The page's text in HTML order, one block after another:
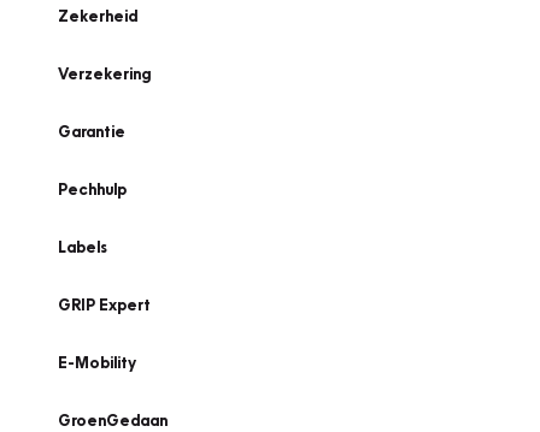
Zekerheid
Verzekering
Garantie
Pechhulp
Labels
GRIP Expert
E-Mobility
GroenGedaan